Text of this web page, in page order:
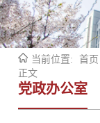
当前位置: 首页
正文
党政办公室